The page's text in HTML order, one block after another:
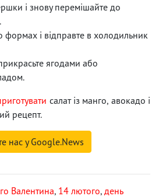
і знову перемішайте до
формах і відправте в холодильник
ягодами або
салат із манго, авокадо і
рецепт.
нас у Google.News
Валентина, 14 лютого, день